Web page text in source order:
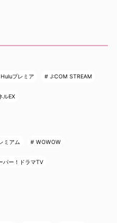
Huluプレミア J:COM STREAM
ルEX
ミアム WOWOW
パー！ドラマTV